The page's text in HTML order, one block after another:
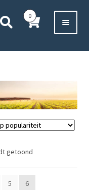
getoond
5 6
0